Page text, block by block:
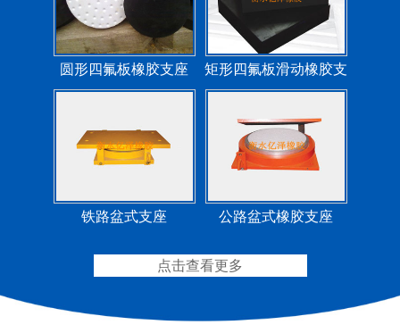
圆形四氟板橡胶支座
矩形四氟板滑动橡胶支
座
铁路盆式支座 公路盆式橡胶支座
点击查看更多